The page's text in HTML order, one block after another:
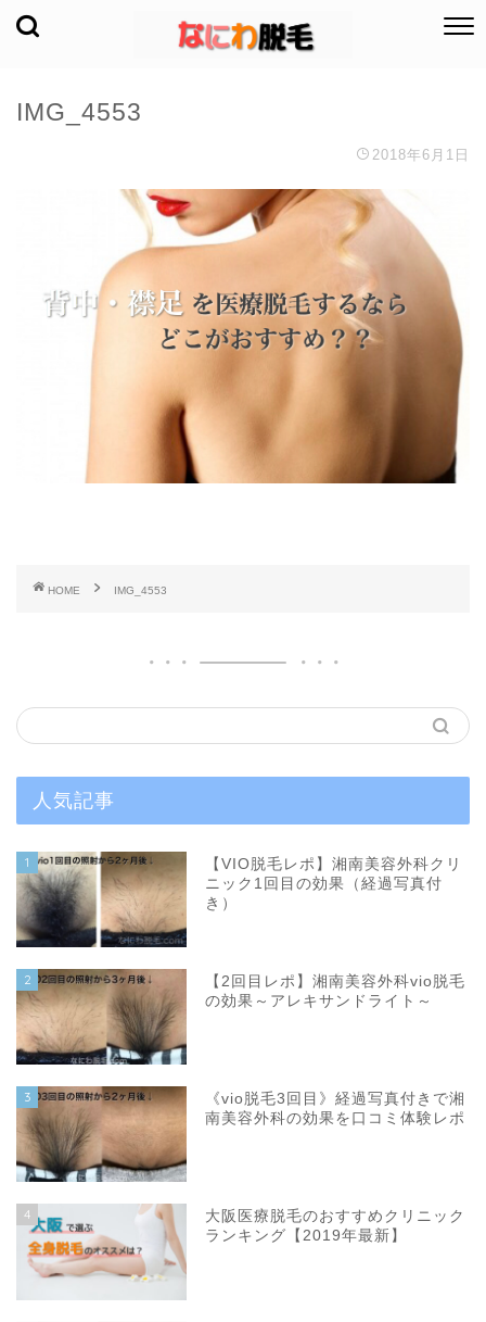
IMG_4553
2018年6月1日
HOME IMG_4553
人気記事
1
【VIO脱毛レポ】湘南美容外科クリ
ニック1回目の効果（経過写真付
き）
2
【2回目レポ】湘南美容外科vio脱毛
の効果～アレキサンドライト～
3
《vio脱毛3回目》経過写真付きで湘
南美容外科の効果を口コミ体験レポ
4
大阪医療脱毛のおすすめクリニック
ランキング【2019年最新】